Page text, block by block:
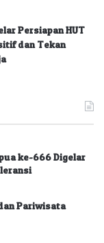
Persiapan HUT
dan Tekan
ke-666 Digelar
Pariwisata